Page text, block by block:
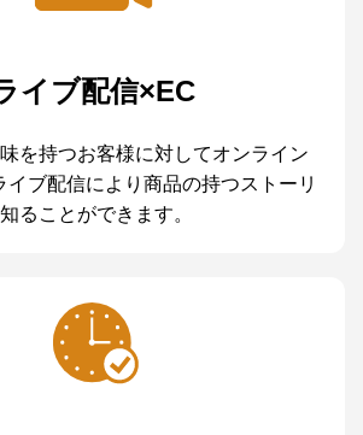
イブ配信×EC
を持つお客様に対してオンライン
イブ配信により商品の持つストーリ
ることができます。